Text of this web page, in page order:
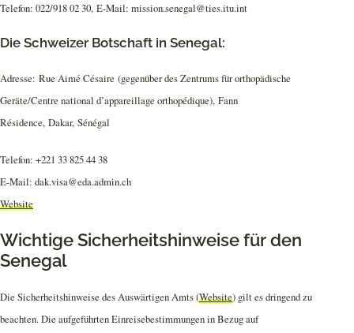
Telefon: 022/918 02 30, E-Mail: mission.senegal@ties.itu.int
Die Schweizer Botschaft in Senegal:
Adresse: Rue Aimé Césaire (gegenüber des Zentrums für orthopädische
Geräte/Centre national d’appareillage orthopédique), Fann
Résidence, Dakar, Sénégal
Telefon: +221 33 825 44 38
E-Mail: dak.visa@eda.admin.ch
Website
Wichtige Sicherheitshinweise für den
Senegal
Die Sicherheitshinweise des Auswärtigen Amts (Website) gilt es dringend zu
beachten. Die aufgeführten Einreisebestimmungen in Bezug auf